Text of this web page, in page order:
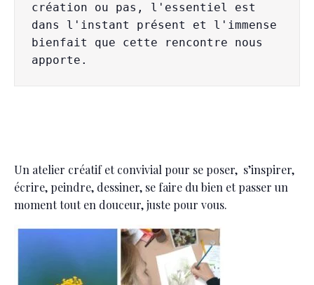
création ou pas, l'essentiel est
dans l'instant présent et l'immense
bienfait que cette rencontre nous
apporte.
Un atelier créatif et convivial pour se poser, s’inspirer,
écrire, peindre, dessiner, se faire du bien et passer un
moment tout en douceur, juste pour vous.